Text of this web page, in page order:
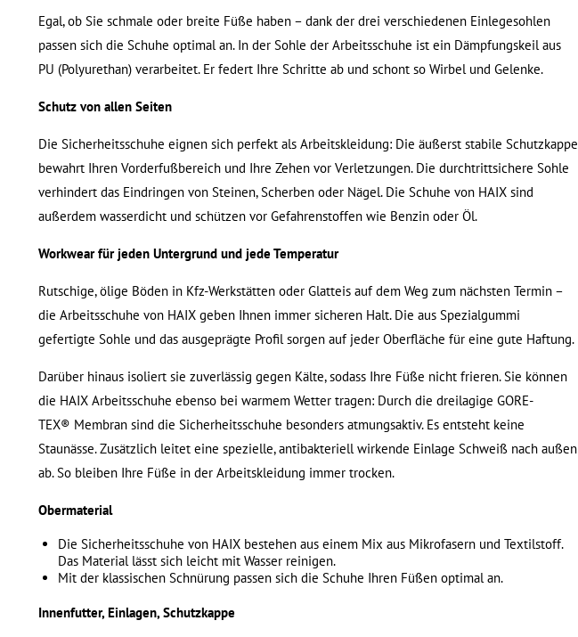
Egal, ob Sie schmale oder breite Füße haben – dank der drei verschiedenen Einlegesohlen
passen sich die Schuhe optimal an. In der Sohle der Arbeitsschuhe ist ein Dämpfungskeil aus
PU (Polyurethan) verarbeitet. Er federt Ihre Schritte ab und schont so Wirbel und Gelenke.
Schutz von allen Seiten
Die Sicherheitsschuhe eignen sich perfekt als Arbeitskleidung: Die äußerst stabile Schutzkappe
bewahrt Ihren Vorderfußbereich und Ihre Zehen vor Verletzungen. Die durchtrittsichere Sohle
verhindert das Eindringen von Steinen, Scherben oder Nägel. Die Schuhe von HAIX sind
außerdem wasserdicht und schützen vor Gefahrenstoffen wie Benzin oder Öl.
Workwear für jeden Untergrund und jede Temperatur
Rutschige, ölige Böden in Kfz-Werkstätten oder Glatteis auf dem Weg zum nächsten Termin –
die Arbeitsschuhe von HAIX geben Ihnen immer sicheren Halt. Die aus Spezialgummi
gefertigte Sohle und das ausgeprägte Profil sorgen auf jeder Oberfläche für eine gute Haftung.
Darüber hinaus isoliert sie zuverlässig gegen Kälte, sodass Ihre Füße nicht frieren. Sie können
die HAIX Arbeitsschuhe ebenso bei warmem Wetter tragen: Durch die dreilagige GORE-
TEX® Membran sind die Sicherheitsschuhe besonders atmungsaktiv. Es entsteht keine
Staunässe. Zusätzlich leitet eine spezielle, antibakteriell wirkende Einlage Schweiß nach außen
ab. So bleiben Ihre Füße in der Arbeitskleidung immer trocken.
Obermaterial
Die Sicherheitsschuhe von HAIX bestehen aus einem Mix aus Mikrofasern und Textilstoff.
Das Material lässt sich leicht mit Wasser reinigen.
Mit der klassischen Schnürung passen sich die Schuhe Ihren Füßen optimal an.
Innenfutter, Einlagen, Schutzkappe